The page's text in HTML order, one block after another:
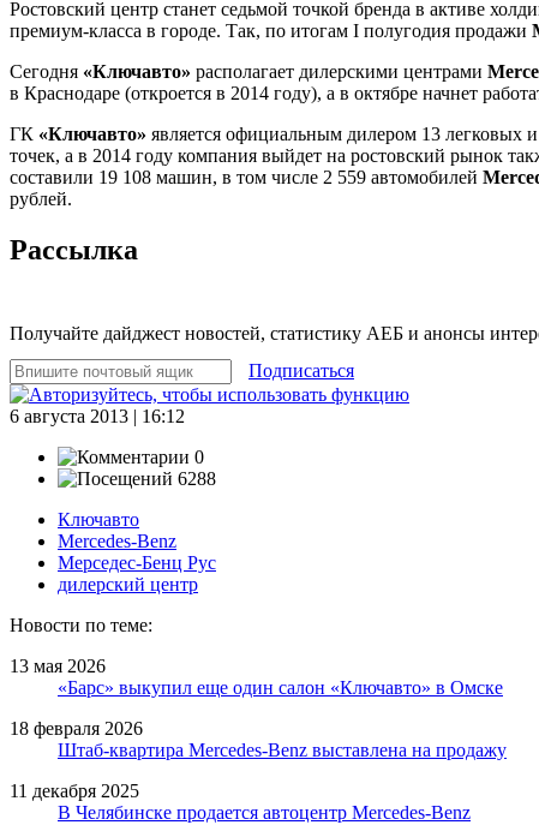
Ростовский центр станет седьмой точкой бренда в активе
премиум-класса в городе. Так, по итогам I полугодия продажи
Сегодня «Ключавто» располагает дилерскими центрами
в Краснодаре (откроется в 2014 году), а в октябре начнет
ГК «Ключавто» является официальным дилером 13 легковых
точек, а в 2014 году компания выйдет на ростовский рынок
составили 19 108 машин, в том числе 2 559 автомобилей
рублей.
Рассылка
Получайте дайджест новостей, статистику АЕБ и анонсы
Подписаться
6 августа 2013 | 16:12
0
6288
Ключавто
Mercedes-Benz
Мерседес-Бенц Рус
дилерский центр
Новости по теме:
13 мая 2026
«Барс» выкупил еще один салон «Ключавто» в Омске
18 февраля 2026
Штаб-квартира Mercedes-Benz выставлена на продажу
11 декабря 2025
В Челябинске продается автоцентр Mercedes-Benz